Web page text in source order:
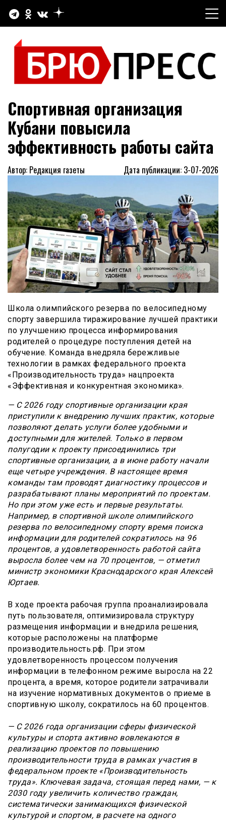
содержимому
БРЮПРЕСС
Официальный сайт газеты "Брюховецкие новости"
Спортивная организация
Кубани повысила
эффективность работы сайта
Автор: Редакция газеты Дата публикации: 3-07-2026
Школа олимпийского резерва по велосипедному
спорту завершила тиражирование лучшей практики
по улучшению процесса информирования
родителей о процедуре поступления детей на
обучение. Команда внедряла бережливые
технологии в рамках федерального проекта
«Производительность труда» нацпроекта
«Эффективная и конкурентная экономика».
— С 2026 году спортивные организации края
приступили к внедрению лучших практик, которые
позволяют делать услуги более удобными и
доступными для жителей. Только в первом
полугодии к проекту присоединились три
спортивные организации, а в июне работу начали
еще четыре учреждения. В настоящее время
команды там проводят диагностику процессов и
разрабатывают планы мероприятий по проектам.
Но при этом уже есть и первые результаты.
Например, в спортивной школе олимпийского
резерва по велосипедному спорту время поиска
информации для родителей сократилось на 96
процентов, а удовлетворенность работой сайта
выросла более чем на 70 процентов, — отметил
министр экономики Краснодарского края Алексей
Юртаев.
В ходе проекта рабочая группа проанализировала
путь пользователя, оптимизировала структуру
размещения информации и внедрила решения,
которые расположены на платформе
производительность.рф. При этом
удовлетворенность процессом получения
информации в телефонном режиме выросла на 22
процента, а время, которое родители затрачивали
на изучение нормативных документов о приеме в
спортивную школу, сократилось на 60 процентов.
— С 2026 года организации сферы физической
культуры и спорта активно вовлекаются в
реализацию проектов по повышению
производительности труда в рамках участия в
федеральном проекте «Производительность
труда». Ключевая задача, стоящая перед нами, — к
2030 году увеличить количество граждан,
систематически занимающихся физической
культурой и спортом, в расчете на одного